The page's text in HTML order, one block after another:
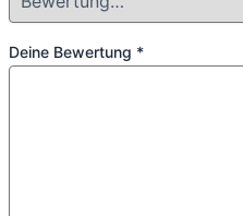
Deine Bewertung *